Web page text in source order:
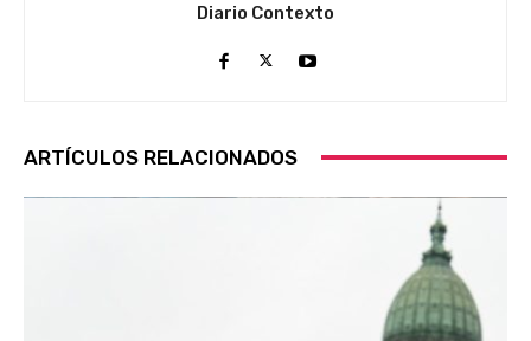
Diario Contexto
ARTÍCULOS RELACIONADOS